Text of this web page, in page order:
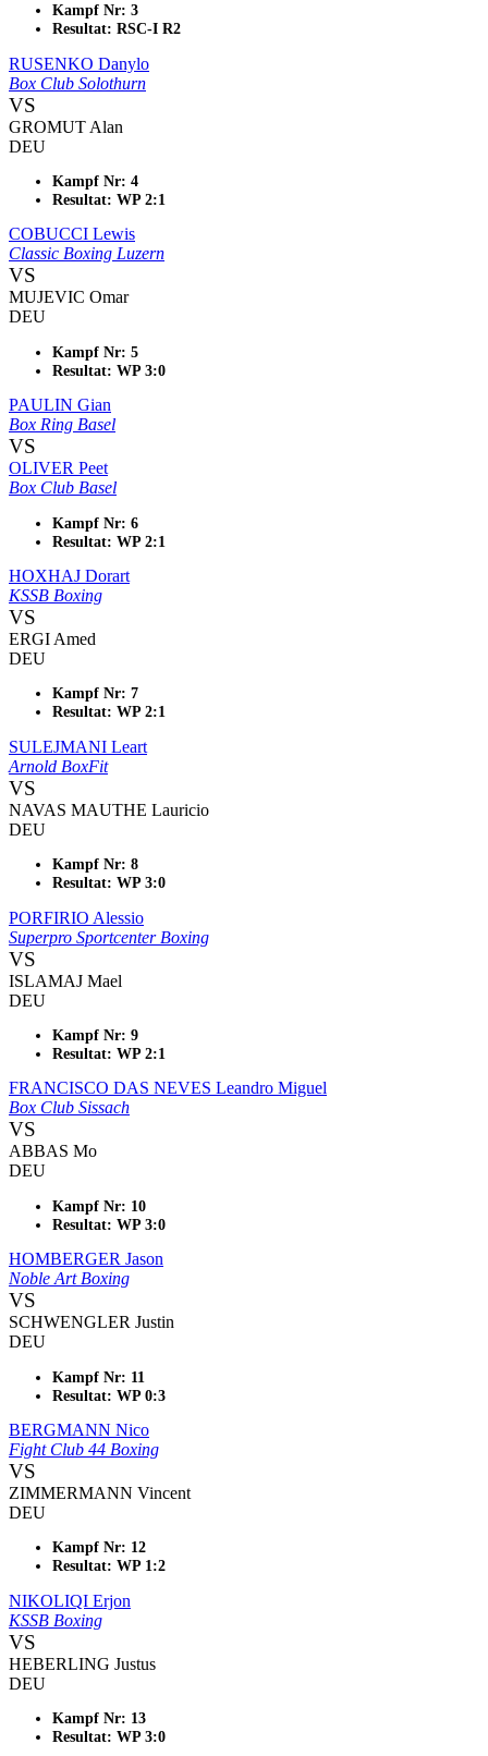
Kampf Nr: 3
Resultat: RSC-I R2
RUSENKO Danylo
Box Club Solothurn
VS
GROMUT Alan
DEU
Kampf Nr: 4
Resultat: WP 2:1
COBUCCI Lewis
Classic Boxing Luzern
VS
MUJEVIC Omar
DEU
Kampf Nr: 5
Resultat: WP 3:0
PAULIN Gian
Box Ring Basel
VS
OLIVER Peet
Box Club Basel
Kampf Nr: 6
Resultat: WP 2:1
HOXHAJ Dorart
KSSB Boxing
VS
ERGI Amed
DEU
Kampf Nr: 7
Resultat: WP 2:1
SULEJMANI Leart
Arnold BoxFit
VS
NAVAS MAUTHE Lauricio
DEU
Kampf Nr: 8
Resultat: WP 3:0
PORFIRIO Alessio
Superpro Sportcenter Boxing
VS
ISLAMAJ Mael
DEU
Kampf Nr: 9
Resultat: WP 2:1
FRANCISCO DAS NEVES Leandro Miguel
Box Club Sissach
VS
ABBAS Mo
DEU
Kampf Nr: 10
Resultat: WP 3:0
HOMBERGER Jason
Noble Art Boxing
VS
SCHWENGLER Justin
DEU
Kampf Nr: 11
Resultat: WP 0:3
BERGMANN Nico
Fight Club 44 Boxing
VS
ZIMMERMANN Vincent
DEU
Kampf Nr: 12
Resultat: WP 1:2
NIKOLIQI Erjon
KSSB Boxing
VS
HEBERLING Justus
DEU
Kampf Nr: 13
Resultat: WP 3:0